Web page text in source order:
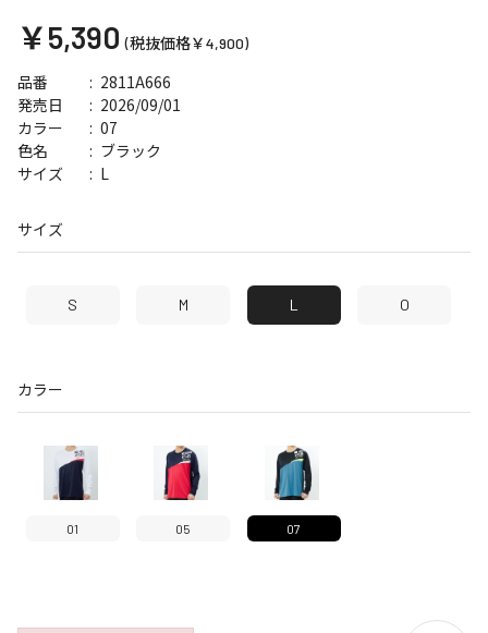
￥5,390 (税抜価格￥4,900)
品番 2811A666
発売日 2026/09/01
サイズ L
カラー 07
色名 ブラック
サイズ
S M L O
カラー
01 05 07